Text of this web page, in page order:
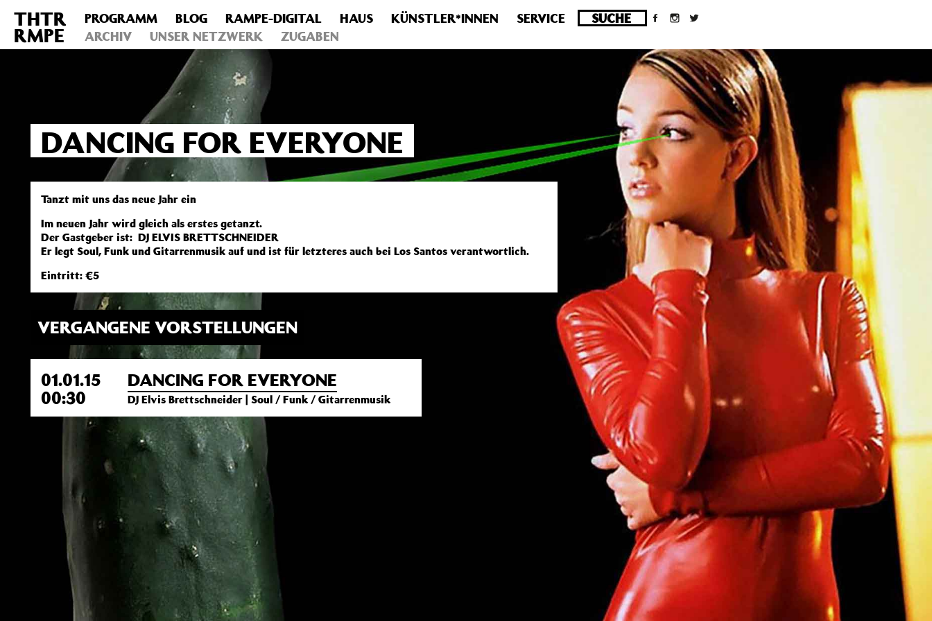
Deprecated : Die Funktion post_permalink ist seit Version 4.4.0 veraltet! Verwende stattdessen get_permalink(). in
/homepages/10/d43051023/htdocs/wordpress/wp-
includes/functions.phpon line6031
THTR
RMPE
PROGRAMM BLOG RAMPE-DIGITAL HAUS KÜNSTLER*INNEN
SERVICE
ARCHIV
UNSER NETZWERK ZUGABEN
DANCING FOR EVERYONE
Tanzt mit uns das neue Jahr ein
Im neuen Jahr wird gleich als erstes getanzt.
Der Gastgeber ist: DJ ELVIS BRETTSCHNEIDER
Er legt Soul, Funk und Gitarrenmusik auf und ist für letzteres auch bei Los Santos verantwortlich.
Eintritt: €5
VERGANGENE VORSTELLUNGEN
01.01.15
00:30
DANCING FOR EVERYONE
DJ Elvis Brettschneider | Soul / Funk / Gitarrenmusik